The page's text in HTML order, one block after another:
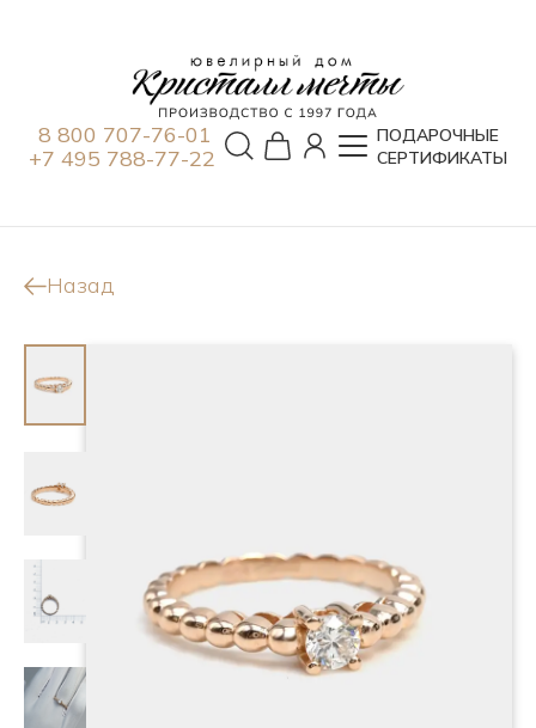
8 800 707-76-01
+7 495 788-77-22
ПОДАРОЧНЫЕ
СЕРТИФИКАТЫ
Назад